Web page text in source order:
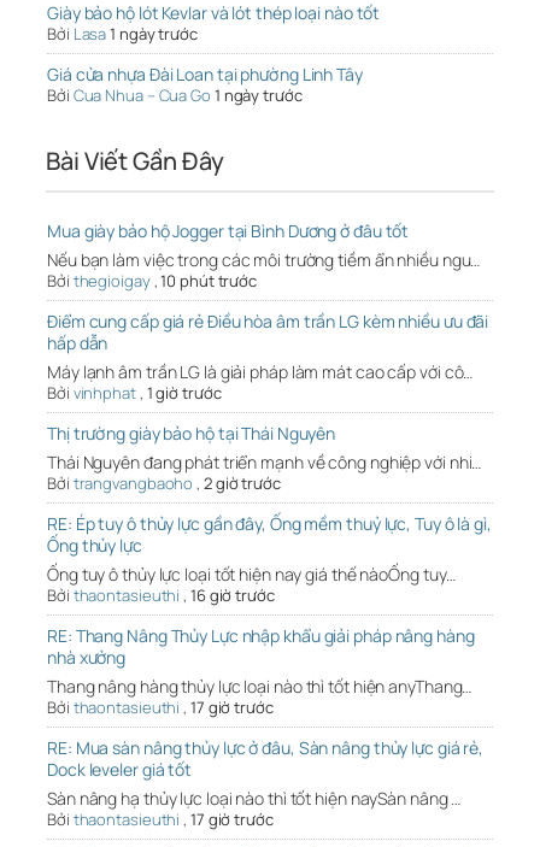
Giày bảo hộ lót Kevlar và lót thép loại nào tốt
Bởi Lasa1 ngày trước
Giá cửa nhựa Đài Loan tại phường Linh Tây
Bởi Cua Nhua – Cua Go 1 ngày trước
Bài Viết Gần Đây
Mua giày bảo hộ Jogger tại Bình Dương ở đâu tốt
Nếu bạn làm việc trong các môi trường tiềm ẩn nhiều ngu…
Bởi thegioigay,10 phút trước
Điểm cung cấp giá rẻ Điều hòa âm trần LG kèm nhiều ưu đãi
hấp dẫn
Máy lạnh âm trần LG là giải pháp làm mát cao cấp với cô…
Bởi vinhphat, 1 giờ trước
Thị trường giày bảo hộ tại Thái Nguyên
Thái Nguyên đang phát triển mạnh về công nghiệp với nhi…
Bởi trangvangbaoho , 2 giờ trước
RE: Ép tuy ô thủy lực gần đây, Ống mềm thuỷ lực, Tuy ô là gì,
Ống thủy lực
Ống tuy ô thủy lực loại tốt hiện nay giá thế nàoỐng tuy…
Bởi thaontasieuthi , 16 giờ trước
RE: Thang Nâng Thủy Lực nhập khẩu giải pháp nâng hàng
nhà xưởng
Thang nâng hàng thủy lực loại nào thì tốt hiện anyThang…
Bởi thaontasieuthi , 17 giờ trước
RE: Mua sàn nâng thủy lực ở đâu, Sàn nâng thủy lực giá rẻ,
Dock leveler giá tốt
Sàn nâng hạ thủy lực loại nào thì tốt hiện naySàn nâng …
Bởi thaontasieuthi , 17 giờ trước